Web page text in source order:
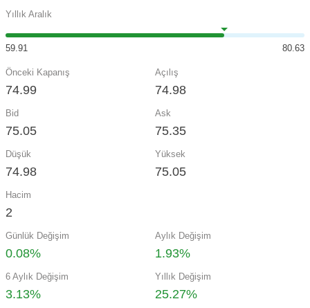
Yıllık Aralık
59.91 80.63
Önceki Kapanış
74.99
Açılış
74.98
Bid
75.05
Ask
75.35
Düşük
74.98
Yüksek
75.05
Hacim
2
Günlük Değişim
0.08%
Aylık Değişim
1.93%
6 Aylık Değişim
3.13%
Yıllık Değişim
25.27%